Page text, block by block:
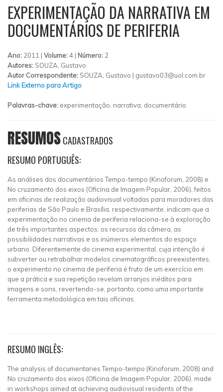
EXPERIMENTAÇÃO DA NARRATIVA EM
DOCUMENTÁRIOS DE PERIFERIA
Ano: 2011 | Volume:4 | Número: 2
Autores: SOUZA, Gustavo
Autor Correspondente: SOUZA, Gustavo | gustavo03@uol.com.br
Link Externo para Artigo
Palavras-chave: experimentação, narrativa, documentário
RESUMOSCADASTRADOS
RESUMO PORTUGUÊS:
As análises dos documentários Tempo-tempo (Kinoforum, 2008) e
No cruzamento dos eixos (Oficina de Imagem Popular, 2006), feitos
em oficinas de realização audiovisual voltadas para moradores das
periferias de São Paulo e Brasília, respectivamente, indicam que a
experimentação no cinema de periferia relaciona-se à exploração
de três importantes aspectos: os recursos da câmera, as
possibilidades narrativas e os inúmeros elementos do espaço
urbano. Diferentemente do cinema experimental, cuja intenção é
subverter ou retrabalhar modelos cinematográficos preexistentes,
o experimento no cinema de periferia é fruto de um exercício em
que a prática e sua repetição revelam arranjos inéditos para
imagens e sons, revertendo-se, portanto, como uma importante
ferramenta metodológica em tais oficinas.
RESUMO INGLÊS:
The analysis of documentaries Tempo-tempo (Kinoforum, 2008) and
No cruzamento dos eixos (Oficina de Imagem Popular, 2006), made
in workshops aimed at achieving audiovisual residents of the